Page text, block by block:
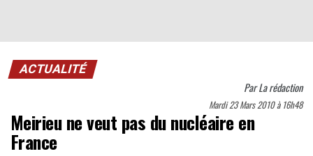
ACTUALITÉ
ParLa rédaction
Mardi 23 Mars 2010 à 16h48
Meirieu ne veut pas du nucléaire en
France